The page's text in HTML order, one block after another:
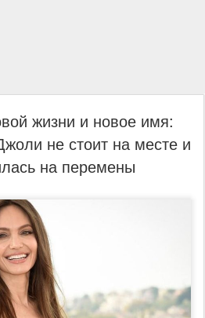
жизни и новое имя:
не стоит на месте и
на перемены